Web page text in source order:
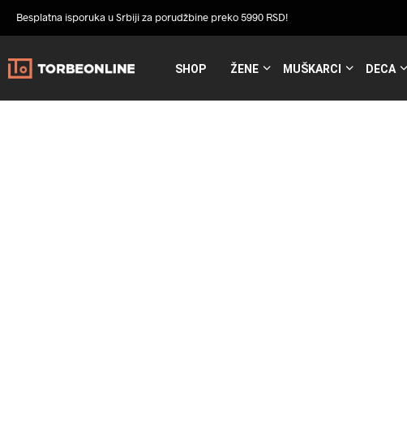
Besplatna isporuka u Srbiji za porudžbine preko 5990 RSD!
SHOP ŽENE MUŠKARCI DECA